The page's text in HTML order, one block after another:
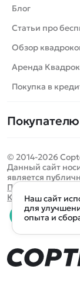
Вертолеты
Катера
Роботы
Самолеты
Сборные
Спецтехника
Игрушки
Запчасти для
Бренды
Блог
Статьи про
Обзор
Аренда
Покупка в
Покупателю
Оплата и
Помощь
Отследить
Оплата на сайте
© 2014-2026
Данный сайт
является
Политика
Карта сайта
0 товаров
0 ₽
Санкт-
Все подборки
Ещё более 300
Наш сайт
для
опыта и